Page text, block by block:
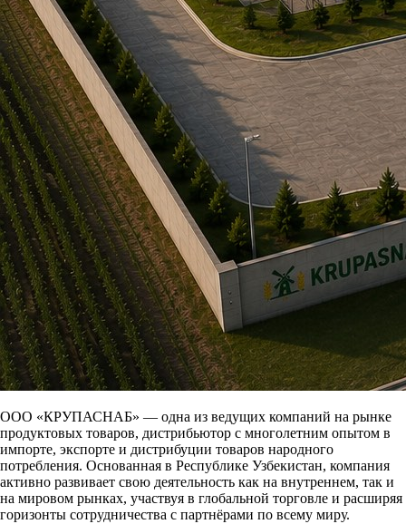
ООО «КРУПАСНАБ» — одна из ведущих компаний на рынке
продуктовых товаров, дистрибьютор с многолетним опытом в
импорте, экспорте и дистрибуции товаров народного
потребления. Основанная в Республике Узбекистан, компания
активно развивает свою деятельность как на внутреннем, так и
на мировом рынках, участвуя в глобальной торговле и расширяя
горизонты сотрудничества с партнёрами по всему миру.